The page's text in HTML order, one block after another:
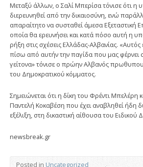
Μεταξύ άλλων, ο Σαλί Μπερίσα τόνισε ότι η
διερευνηθεί από την δικαιοσύνη, ενώ
απαραίτητο να συσταθεί άμεσα Εξεταστική
οποία θα ερευνήσει και κατά πόσο αυτή η
ρήξη στις σχέσεις Ελλάδας-Αλβανίας. «Αυτός
πίσω από αυτήν την παγίδα που μας φέρνει
γείτονα» τόνισε ο πρώην Αλβανός
του Δημοκρατικού κόμματος.
Σημειώνεται ότι η δίκη του Φρέντι Μπελέρη
Παντελή Κοκαβέση που έχει αναβληθεί ήδη
εξέλιξη, στη δικαστική αίθουσα του Ειδικού
newsbreak.gr
Posted in Uncategorized